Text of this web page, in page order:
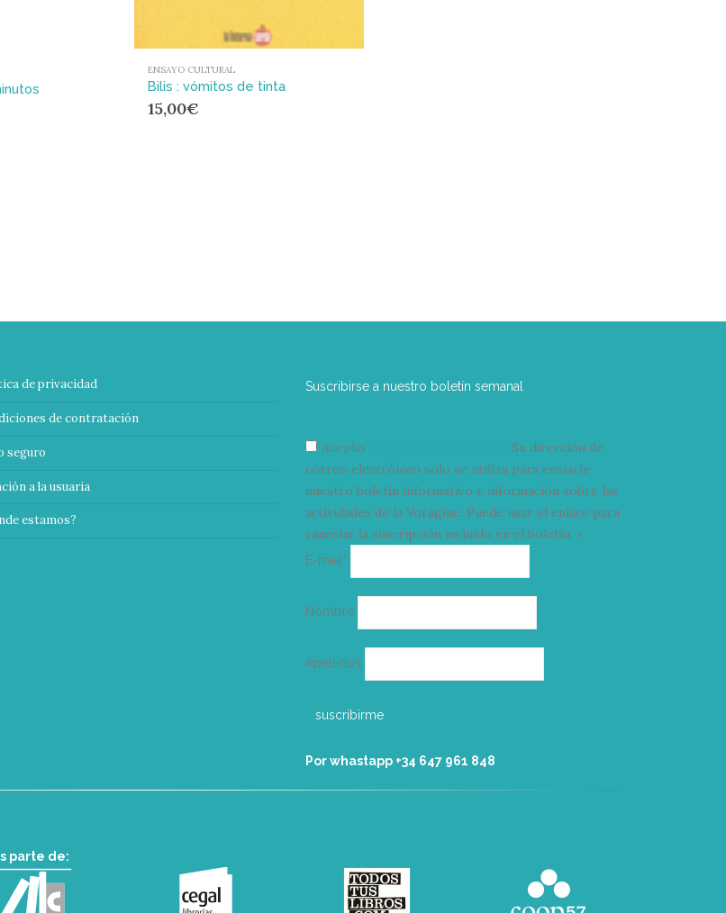
ENSAYO CULTURAL
Bilis : vómitos de tinta
15,00€
de privacidad
de contratación
seguro
a la usuaria
estamos?
Suscribirse a nuestro boletín semanal
Acepto
Su dirección de
correo electrónico solo se utiliza para enviarle
nuestro boletín informativo e información sobre las
actividades de la Vorágine. Puede usar el enlace para
cancelar la suscripción incluido en el boletín. >
E-mail*
electrónico
Nombre
Apellidos
Por whastapp +34 ‭647 961 848‬
parte de: